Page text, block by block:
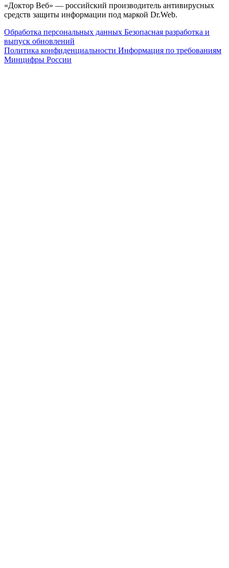
«Доктор Веб» — российский производитель антивирусных
средств защиты информации под маркой Dr.Web.
Обработка персональных данных Безопасная разработка и
выпуск обновлений
Политика конфиденциальности Информация по требованиям
Минцифры России